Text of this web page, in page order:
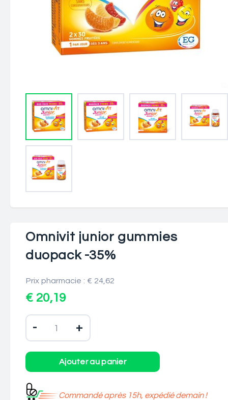
Omnivit junior gummies
duopack -35%
Prix pharmacie : € 24,62
€ 20,19
- +
Commandé après 15h, expédié demain !